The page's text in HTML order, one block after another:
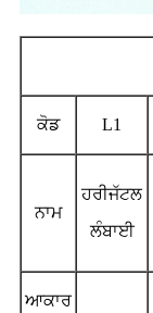
ਕੋਡ L1
ਨਾਮ
ਹਰੀਜੱਟਲ
ਲੰਬਾਈ
ਆਕਾਰ